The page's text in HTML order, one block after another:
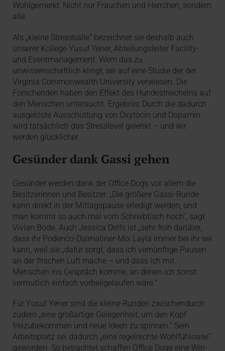
Wohlgemerkt: Nicht nur Frauchen und Herrchen, sondern
alle.
Als „kleine Stressbälle“ bezeichnet sie deshalb auch
unserer Kollege Yusuf Yener, Abteilungsleiter Facility-
und Eventmanagement. Wem das zu
unwissenschaftlich klingt, sei auf eine Studie der der
Virginia Commonwealth University verwiesen. Die
Forschenden haben den Effekt des Hundestreichelns auf
den Menschen untersucht. Ergebnis: Durch die dadurch
ausgelöste Ausschüttung von Oxytocin und Dopamin
wird tatsächlich das Stresslevel gelenkt – und wir
werden glücklicher.
Gesünder dank Gassi gehen
Gesünder werden dank der Office Dogs vor allem die
Besitzerinnen und Besitzer. „Die größere Gassi-Runde
kann direkt in der Mittagspause erledigt werden, und
man kommt so auch mal vom Schreibtisch hoch“, sagt
Vivian Bode. Auch Jessica Delfs ist „sehr froh darüber,
dass ihr Podenco-Dalmatiner-Mix Layla immer bei ihr sei
kann, weil sie „dafür sorgt, dass ich vernünftige Pausen
an der frischen Luft mache – und dass ich mit
Menschen ins Gespräch komme, an denen ich sonst
vermutlich einfach vorbeilgelaufen wäre.“
Für Yusuf Yener sind die kleine Runden zwischendurch
zudem „eine großartige Gelegenheit, um den Kopf
freizubekommen und neue Ideen zu spinnen.“ Sein
Arbeitsplatz sei dadurch „eine regelrechte Wohlfühloase“
geworden. So betrachtet schaffen Office Dogs eine Win-